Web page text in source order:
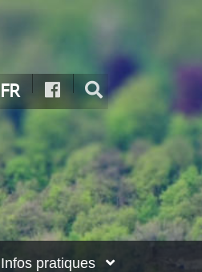
FR
Infos pratiques